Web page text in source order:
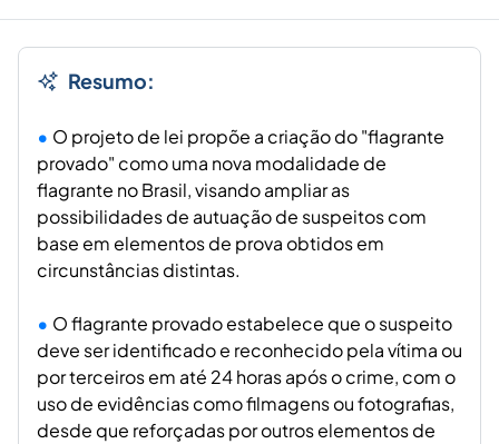
Resumo:
O projeto de lei propõe a criação do "flagrante
provado" como uma nova modalidade de
flagrante no Brasil, visando ampliar as
possibilidades de autuação de suspeitos com
base em elementos de prova obtidos em
circunstâncias distintas.
O flagrante provado estabelece que o suspeito
deve ser identificado e reconhecido pela vítima ou
por terceiros em até 24 horas após o crime, com o
uso de evidências como filmagens ou fotografias,
desde que reforçadas por outros elementos de